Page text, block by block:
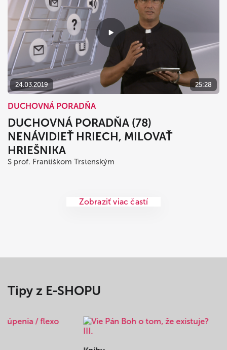
24.03.2019 25:28
DUCHOVNÁ PORADŇA
DUCHOVNÁ PORADŇA (78)
NENÁVIDIEŤ HRIECH, MILOVAŤ
HRIEŠNIKA
S prof. Františkom Trstenským
Zobraziť viac častí
Tipy z E-SHOPU